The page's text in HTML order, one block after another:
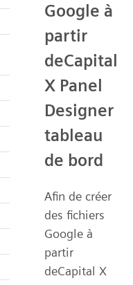
Google à
partir
deCapital
X Panel
Designer
tableau
de bord
Afin de créer
des fichiers
Google à
partir
deCapital X